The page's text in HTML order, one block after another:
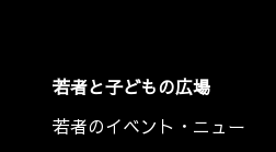
若者と子どもの広場
若者のイベント・ニュー